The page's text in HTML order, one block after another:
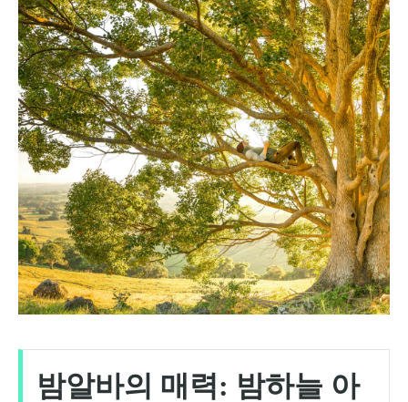
밤알바의 매력: 밤하늘 아